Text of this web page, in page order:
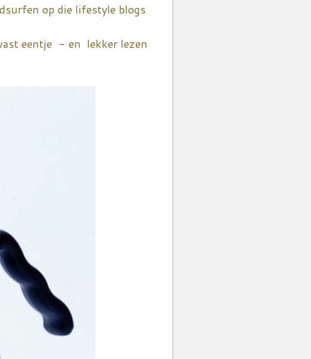
op die lifestyle blogs
eentje - en lekker lezen